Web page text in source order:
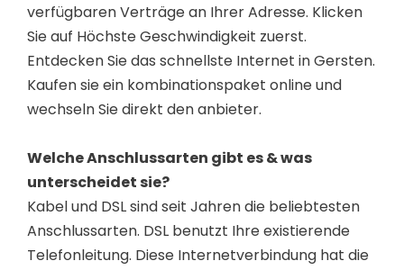
verfügbaren Verträge an Ihrer Adresse. Klicken
Sie auf Höchste Geschwindigkeit zuerst.
Entdecken Sie das schnellste Internet in Gersten.
Kaufen sie ein kombinationspaket online und
wechseln Sie direkt den anbieter.
Welche Anschlussarten gibt es & was
unterscheidet sie?
Kabel und DSL sind seit Jahren die beliebtesten
Anschlussarten. DSL benutzt Ihre existierende
Telefonleitung. Diese Internetverbindung hat die